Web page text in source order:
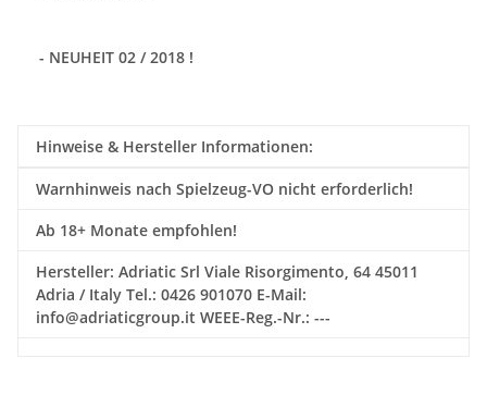
- NEUHEIT 02 / 2018 !
Hinweise & Hersteller Informationen:
Warnhinweis nach Spielzeug-VO nicht erforderlich!
Ab 18+ Monate empfohlen!
Hersteller: Adriatic Srl Viale Risorgimento, 64 45011
Adria / Italy Tel.: 0426 901070 E-Mail:
info@adriaticgroup.it WEEE-Reg.-Nr.: ---